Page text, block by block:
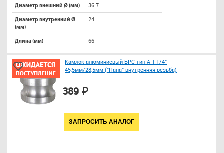
Диаметр внешний Ø (мм) 36.7
Диаметр внутренний Ø
(мм)
24
Длина (мм) 66
Камлок алюминиевый БРС тип A 1 1/4"
45,5мм/28,5мм ("Папа" внутренняя резьба)
389 ₽
ЗАПРОСИТЬ АНАЛОГ